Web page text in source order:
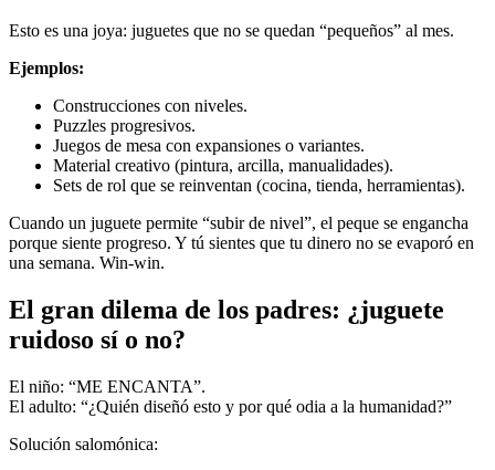
Esto es una joya: juguetes que no se quedan “pequeños” al mes.
Ejemplos:
Construcciones con niveles.
Puzzles progresivos.
Juegos de mesa con expansiones o variantes.
Material creativo (pintura, arcilla, manualidades).
Sets de rol que se reinventan (cocina, tienda, herramientas).
Cuando un juguete permite “subir de nivel”, el peque se engancha
porque siente progreso. Y tú sientes que tu dinero no se evaporó en
una semana. Win-win.
El gran dilema de los padres: ¿juguete
ruidoso sí o no?
El niño: “ME ENCANTA”.
El adulto: “¿Quién diseñó esto y por qué odia a la humanidad?”
Solución salomónica: